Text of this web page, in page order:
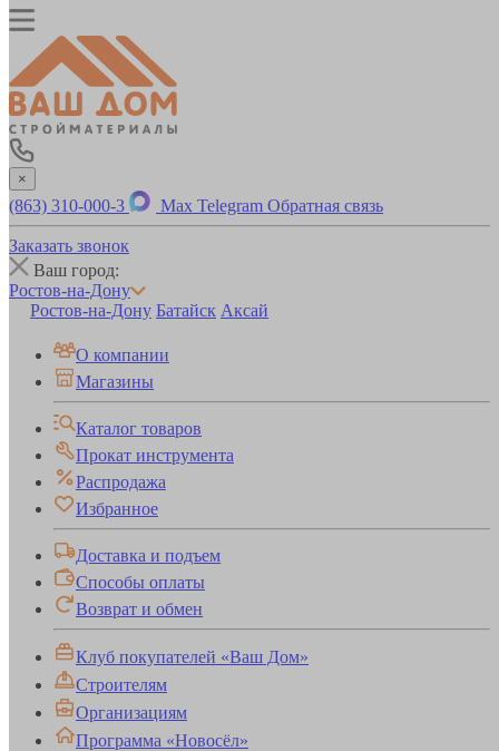
×
(863) 310-000-3 Max Telegram Обратная связь
Заказать звонок
Ваш город:
Ростов-на-Дону
Ростов-на-Дону Батайск Аксай
О компании
Магазины
Каталог товаров
Прокат инструмента
Распродажа
Избранное
Доставка и подъем
Способы оплаты
Возврат и обмен
Клуб покупателей «Ваш Дом»
Строителям
Организациям
Программа «Новосёл»